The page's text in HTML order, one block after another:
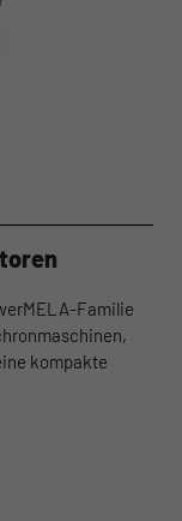
Familie
kompakte